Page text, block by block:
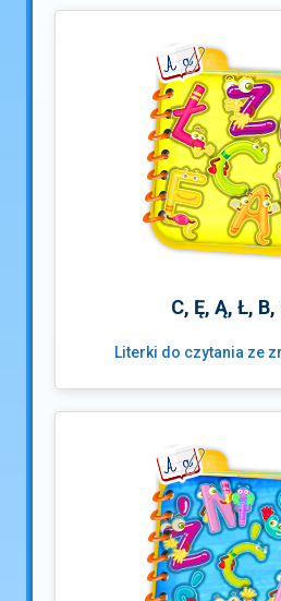
C, Ę, Ą, Ł, B,
Literki do czytania ze